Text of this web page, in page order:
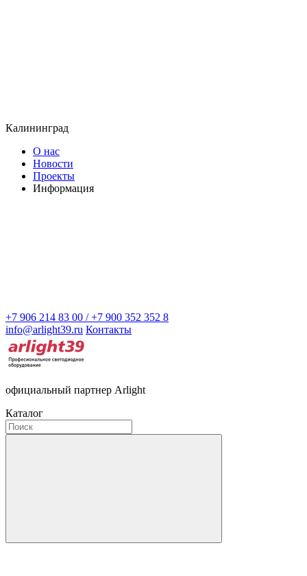
Калининград
О нас
Новости
Проекты
Информация
+7 906 214 83 00 / +7 900 352 352 8
info@arlight39.ru Контакты
официальный партнер Arlight
Каталог